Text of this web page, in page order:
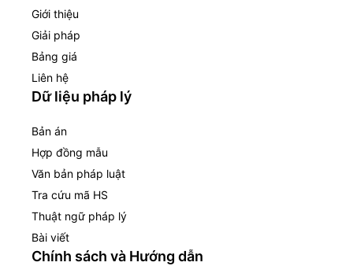
Giới thiệu
Giải pháp
Bảng giá
Liên hệ
Dữ liệu pháp lý
Bản án
Hợp đồng mẫu
Văn bản pháp luật
Tra cứu mã HS
Thuật ngữ pháp lý
Bài viết
Chính sách và Hướng dẫn